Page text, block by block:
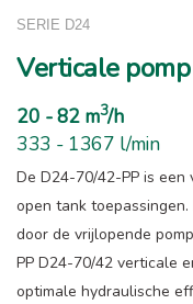
SERIE D24
Verticale
20 - 82 m3/h
333 - 1367 l/min
De D24-70/42-PP is
open tank
door de vrijlopende
PP D24-70/42 verticale
optimale hydraulische